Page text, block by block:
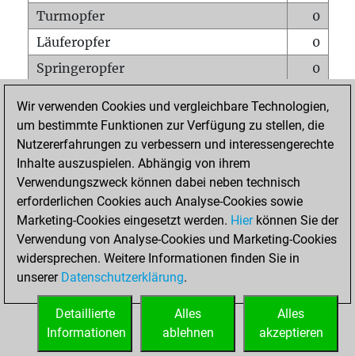
Turmopfer
0
Läuferopfer
0
Springeropfer
0
Matt auf vollem Brett
0
Bauer setzt Matt
0
Erstickte Matts
Unterverwandlungen
Türme auf der siebten
0
STARTSEITE
Wir verwenden Cookies und vergleichbare Technologien,
um bestimmte Funktionen zur Verfügung zu stellen, die
Nutzererfahrungen zu verbessern und interessengerechte
Inhalte auszuspielen. Abhängig von ihrem
Verwendungszweck können dabei neben technisch
erforderlichen Cookies auch Analyse-Cookies sowie
Marketing-Cookies eingesetzt werden. Hierkönnen Sie der
Verwendung von Analyse-Cookies und Marketing-Cookies
widersprechen. Weitere Informationen finden Sie in
unserer Datenschutzerklärung.
Alles
akzeptieren
Alles
ablehnen
Detaillierte
Informationen